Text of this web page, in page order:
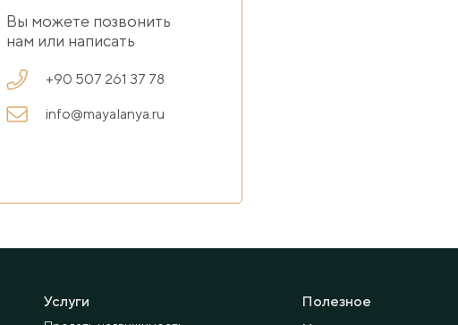
Вы можете позвонить
нам или написать
+90 507 261 37 78
info@mayalanya.ru
Услуги
Полезное